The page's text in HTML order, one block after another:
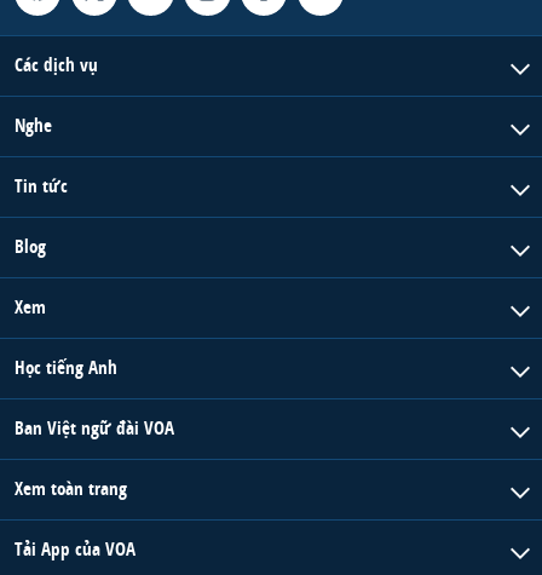
Các dịch vụ
Nghe
Tin tức
Blog
Xem
Học tiếng Anh
Ban Việt ngữ đài VOA
Xem toàn trang
Tải App của VOA